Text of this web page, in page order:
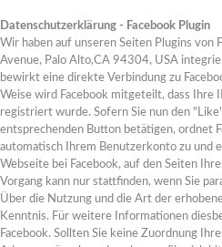
Datenschutzerklärung - Facebook Plugin
Wir haben auf unseren Seiten Plugins von
Avenue, Palo Alto,CA 94304, USA
bewirkt eine direkte Verbindung zu
Weise wird Facebook mitgeteilt, dass Ihre
registriert wurde. Sofern Sie nun den
entsprechenden Button betätigen, ordnet
automatisch Ihrem Benutzerkonto zu und
Webseite bei Facebook, auf den Seiten
Vorgang kann nur stattfinden, wenn Sie
Über die Nutzung und die Art der
Kenntnis. Für weitere Informationen
Facebook. Sollten Sie keine Zuordnung